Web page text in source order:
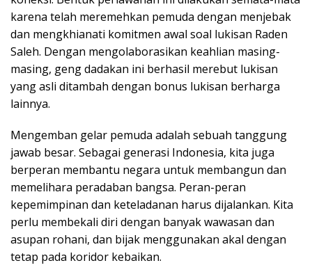
karena telah meremehkan pemuda dengan menjebak
dan mengkhianati komitmen awal soal lukisan Raden
Saleh. Dengan mengolaborasikan keahlian masing-
masing, geng dadakan ini berhasil merebut lukisan
yang asli ditambah dengan bonus lukisan berharga
lainnya.
Mengemban gelar pemuda adalah sebuah tanggung
jawab besar. Sebagai generasi Indonesia, kita juga
berperan membantu negara untuk membangun dan
memelihara peradaban bangsa. Peran-peran
kepemimpinan dan keteladanan harus dijalankan. Kita
perlu membekali diri dengan banyak wawasan dan
asupan rohani, dan bijak menggunakan akal dengan
tetap pada koridor kebaikan.